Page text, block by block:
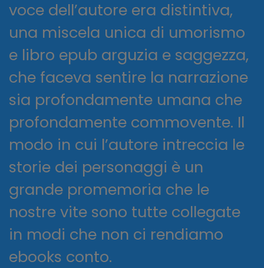
voce dell’autore era distintiva,
una miscela unica di umorismo
e libro epub arguzia e saggezza,
che faceva sentire la narrazione
sia profondamente umana che
profondamente commovente. Il
modo in cui l’autore intreccia le
storie dei personaggi è un
grande promemoria che le
nostre vite sono tutte collegate
in modi che non ci rendiamo
ebooks conto.